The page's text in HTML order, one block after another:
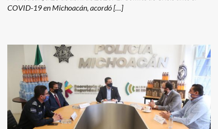
COVID-19 en Michoacán, acordó […]